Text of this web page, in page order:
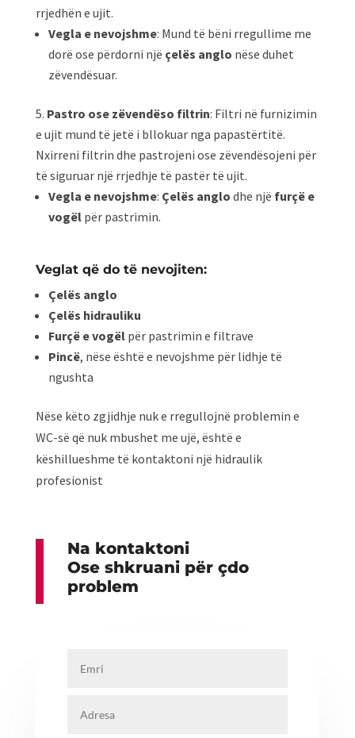
rrjedhën e ujit.
Vegla e nevojshme: Mund të bëni rregullime me
dorë ose përdorni një çelës anglo nëse duhet
zëvendësuar.
Pastro ose zëvendëso filtrin: Filtri në furnizimin
e ujit mund të jetë i bllokuar nga papastërtitë.
Nxirreni filtrin dhe pastrojeni ose zëvendësojeni për
të siguruar një rrjedhje të pastër të ujit.
Vegla e nevojshme: Çelës anglo dhe një furçë e
vogëlpër pastrimin.
Veglat që do të nevojiten:
Çelës anglo
Çelës hidrauliku
Furçë e vogëlpër pastrimin e filtrave
Pincë, nëse është e nevojshme për lidhje të
ngushta
Nëse këto zgjidhje nuk e rregullojnë problemin e
WC-së që nuk mbushet me ujë, është e
këshillueshme të kontaktoni një hidraulik
profesionist
Na kontaktoni
Ose shkruani për çdo
problem